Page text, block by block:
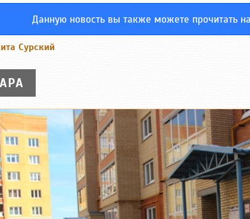
Данную новость вы также можете прочитать на
Сурский